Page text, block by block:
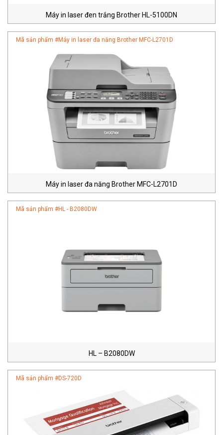
Máy in laser đen trắng Brother HL-5100DN
Mã sản phẩm #Máy in laser đa năng Brother MFC-L2701D
Máy in laser đa năng Brother MFC-L2701D
Mã sản phẩm #HL - B2080DW
HL – B2080DW
Mã sản phẩm #DS-720D